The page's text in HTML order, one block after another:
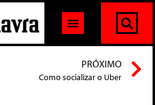
PRÓXIMO
Como socializar o Uber